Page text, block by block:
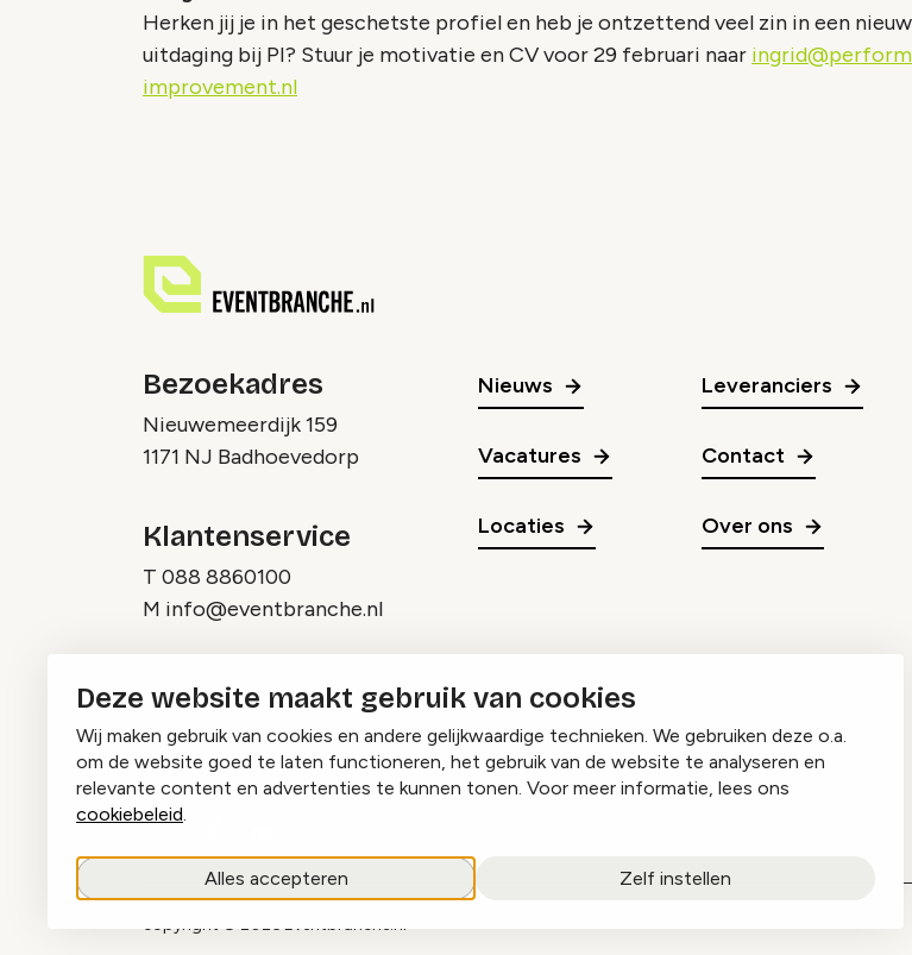
Deze website maakt gebruik van cookies
Wij maken gebruik van cookies en andere gelijkwaardige technieken. We gebruiken deze o.a.
om de website goed te laten functioneren, het gebruik van de website te analyseren en
relevante content en advertenties te kunnen tonen. Voor meer informatie, lees ons
cookiebeleid.
Alles accepteren Zelf instellen
Herken jij je in het geschetste profiel en heb je ontzettend veel zin in een
uitdaging bij PI? Stuur je motivatie en CV voor 29 februari naar
improvement.nl
Bezoekadres
Nieuwemeerdijk 159
1171 NJ Badhoevedorp
Klantenservice
T 088 8860100
M info@eventbranche.nl
Nieuws
Vacatures
Locaties
Leveranciers
Contact
Over ons
copyright © 2026 Eventbranche.nl